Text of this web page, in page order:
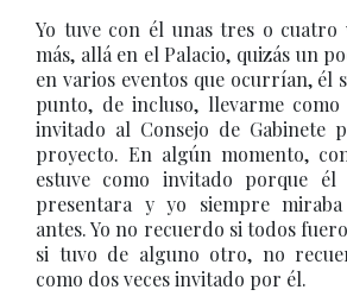
Yo tuve con él unas tres o cuatro
más, allá en el Palacio, quizás un
en varios eventos que ocurrían, él
punto, de incluso, llevarme como
invitado al Consejo de Gabinete
proyecto. En algún momento,
estuve como invitado porque
presentara y yo siempre
antes. Yo no recuerdo si todos
si tuvo de alguno otro, no
como dos veces invitado por él.